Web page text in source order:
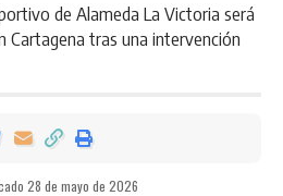
de Alameda La Victoria será
tras una intervención
28 de mayo de 2026